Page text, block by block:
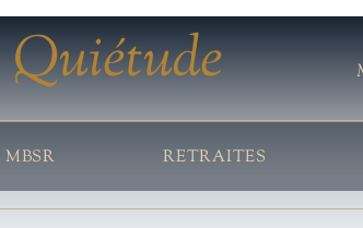
Quiétude
RETRAITES